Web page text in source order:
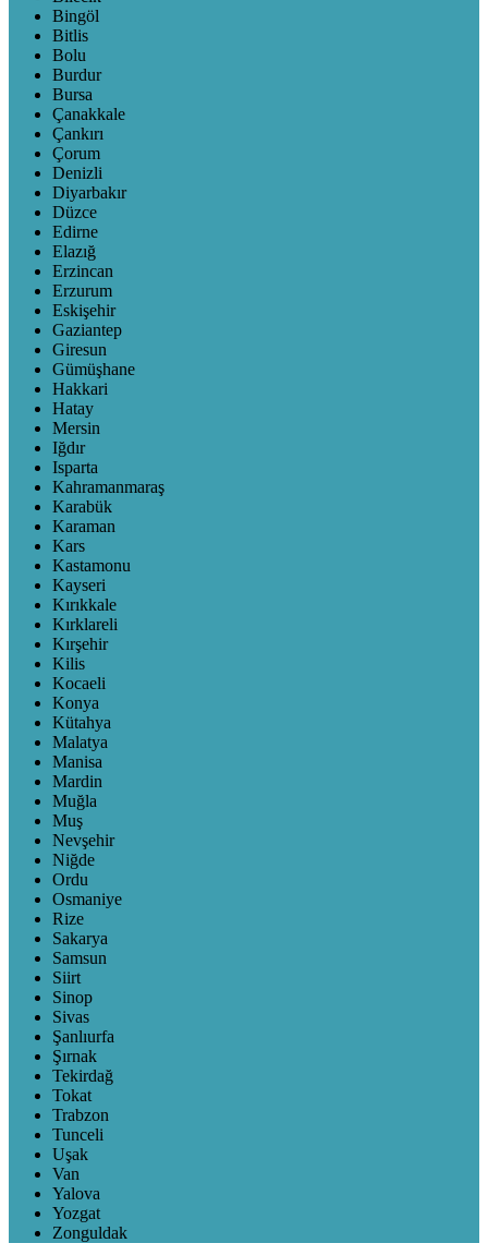
Bingöl
Bitlis
Bolu
Burdur
Bursa
Çanakkale
Çankırı
Çorum
Denizli
Diyarbakır
Düzce
Edirne
Elazığ
Erzincan
Erzurum
Eskişehir
Gaziantep
Giresun
Gümüşhane
Hakkari
Hatay
Mersin
Iğdır
Isparta
Kahramanmaraş
Karabük
Karaman
Kars
Kastamonu
Kayseri
Kırıkkale
Kırklareli
Kırşehir
Kilis
Kocaeli
Konya
Kütahya
Malatya
Manisa
Mardin
Muğla
Muş
Nevşehir
Niğde
Ordu
Osmaniye
Rize
Sakarya
Samsun
Siirt
Sinop
Sivas
Şanlıurfa
Şırnak
Tekirdağ
Tokat
Trabzon
Tunceli
Uşak
Van
Yalova
Yozgat
Zonguldak